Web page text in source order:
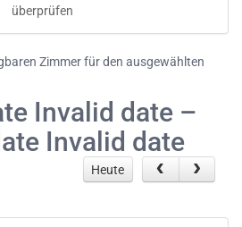
überprüfen
Zimmer für den ausgewählten
Invalid date –
Invalid date
Heute